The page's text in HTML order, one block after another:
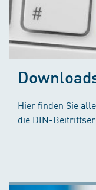
Hier finden Sie
die DIN-